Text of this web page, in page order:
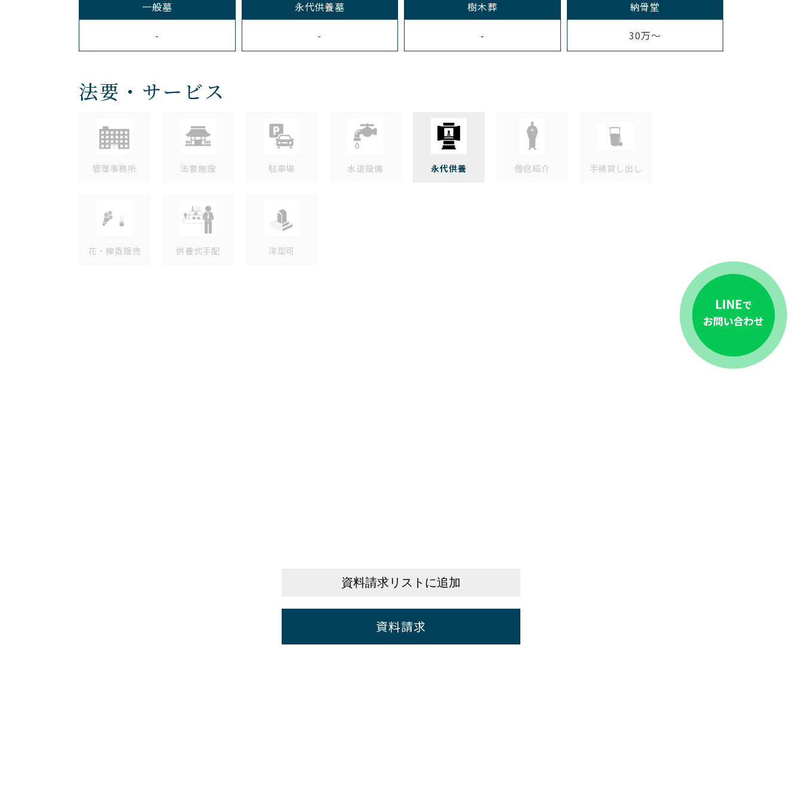
一般墓
-
永代供養墓
-
樹木葬
-
納骨堂
30万～
法要・サービス
管理事務所 法要施設 駐車場 水道設備 永代供養 僧侶紹介 手桶貸し出し
花・線香販売 供養式手配 洋型可
資料請求リストに追加
資料請求